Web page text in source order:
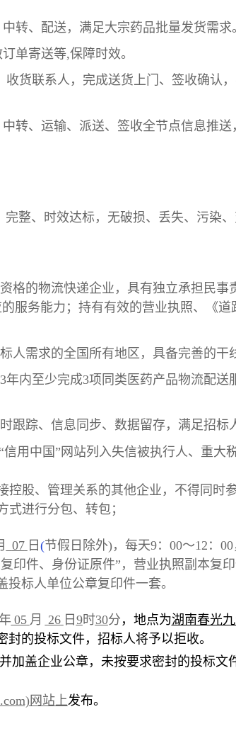
转、配送，满足大宗药品批量发货需求
单寄送等,保障时效。
货联系人，完成送货上门、签收确认
转、运输、派送、签收全节点信息推
整、时效达标，无破损、丢失、污染、
格的物流快递企业， 具有独立承担民事
服务能力 ； 持有有效的营业执照、《道
需求的全国所有地区，具备完善的干
内至少完成3项同类医药产品物流配
踪、信息同步、数据留存，满足招标
用中国”网站列入失信被执行人、重
股、管理关系的其他企业，不得同时
进行分包、转包；
07 日 (节假日除外)，每天9：00～1 2 ： 00
印件、身份证原件”，营业执照副本复印
标人单位公章复印件一套。
年 05 月 26 日 9时30分 ，地点为湖南春光
的投标文件，招标人将予以拒收。
加盖企业公章，未按要求密封的投标文
网站上发布。